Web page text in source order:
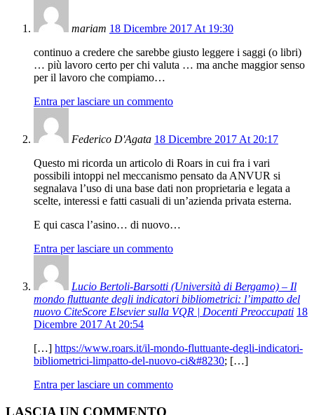
mariam 18 Dicembre 2017 At 19:30
continuo a credere che sarebbe giusto leggere i saggi (o libri)
… più lavoro certo per chi valuta … ma anche maggior senso
per il lavoro che compiamo…
Entra per lasciare un commento
Federico D'Agata 18 Dicembre 2017 At 20:17
Questo mi ricorda un articolo di Roars in cui fra i vari
possibili intoppi nel meccanismo pensato da ANVUR si
segnalava l’uso di una base dati non proprietaria e legata a
scelte, interessi e fatti casuali di un’azienda privata esterna.
E qui casca l’asino… di nuovo…
Entra per lasciare un commento
Lucio Bertoli-Barsotti (Università di Bergamo) – Il
mondo fluttuante degli indicatori bibliometrici: l’impatto del
nuovo CiteScore Elsevier sulla VQR | Docenti Preoccupati 18
Dicembre 2017 At 20:54
[…] https://www.roars.it/il-mondo-fluttuante-degli-indicatori-
bibliometrici-limpatto-del-nuovo-ci&#8230; […]
Entra per lasciare un commento
LASCIA UN COMMENTO